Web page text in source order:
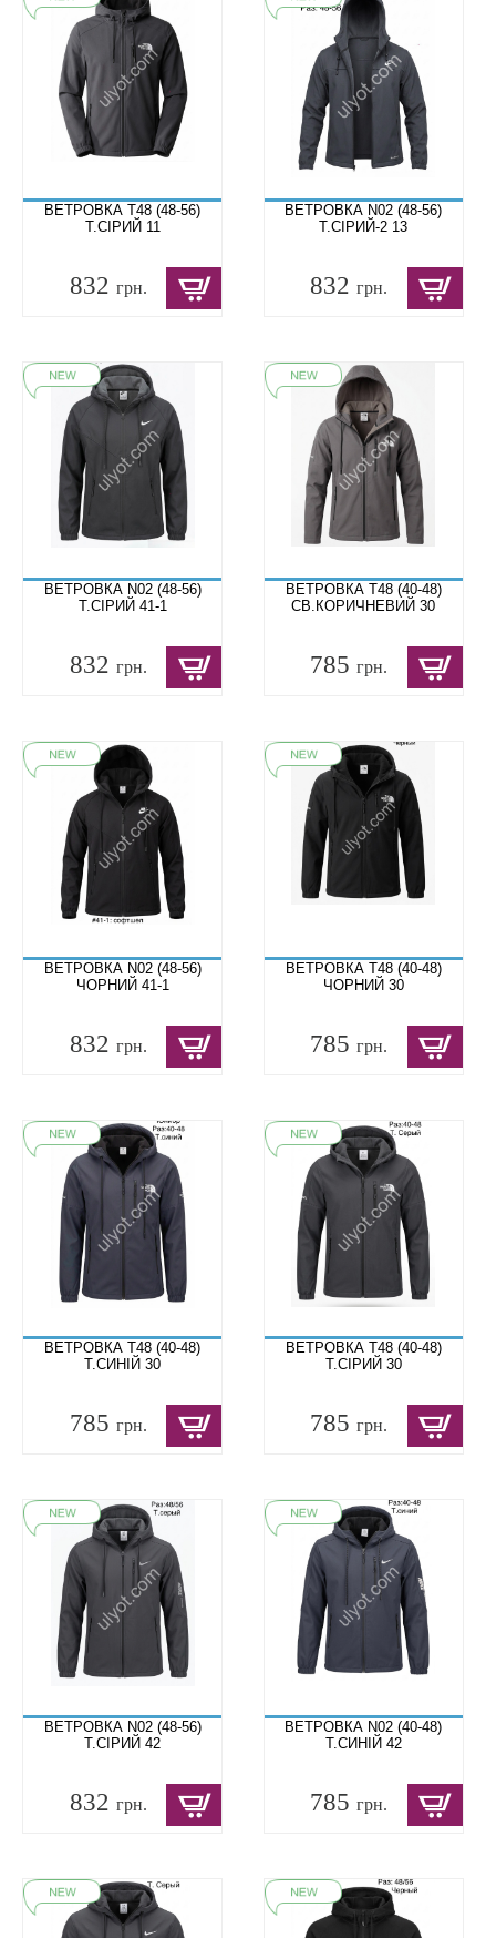
ВЕТРОВКА T48 (48-56)
Т.СІРИЙ 11
832 грн.
ВЕТРОВКА N02 (48-56)
Т.СІРИЙ-2 13
832грн.
ВЕТРОВКА N02 (48-56)
Т.СІРИЙ 41-1
832 грн.
ВЕТРОВКА T48 (40-48)
СВ.КОРИЧНЕВИЙ 30
785грн.
ВЕТРОВКА N02 (48-56)
ЧОРНИЙ 41-1
832 грн.
ВЕТРОВКА T48 (40-48)
ЧОРНИЙ 30
785грн.
ВЕТРОВКА T48 (40-48)
Т.СИНІЙ 30
785 грн.
ВЕТРОВКА T48 (40-48)
Т.СІРИЙ 30
785грн.
ВЕТРОВКА N02 (48-56)
Т.СІРИЙ 42
832 грн.
ВЕТРОВКА N02 (40-48)
Т.СИНІЙ 42
785грн.